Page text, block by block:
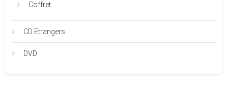
Coffret
CD Etrangers
DVD